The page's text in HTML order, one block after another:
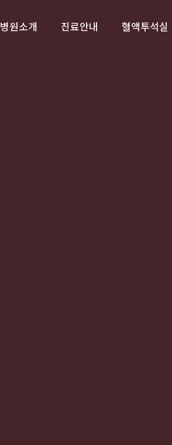
병원소개 진료안내 혈액투석실